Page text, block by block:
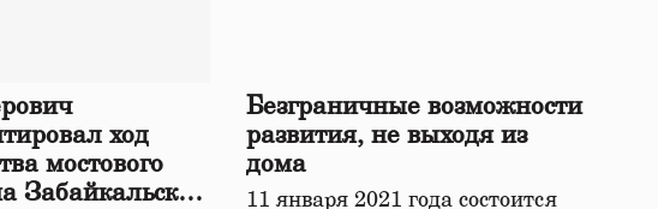
ход
мостового
Забайкальской
Безграничные возможности
развития, не выходя из
дома
11 января 2021 года состоится